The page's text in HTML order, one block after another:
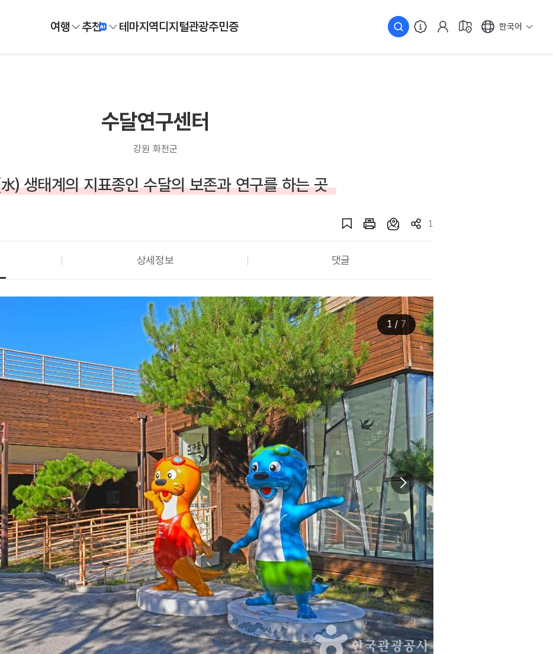
여행 추천 테마지역디지털관광주민증 한국어
수달연구센터
강원 화천군
) 생태계의 지표종인 수달의 보존과 연구를 하는 곳
1
상세정보 댓글
1 / 7